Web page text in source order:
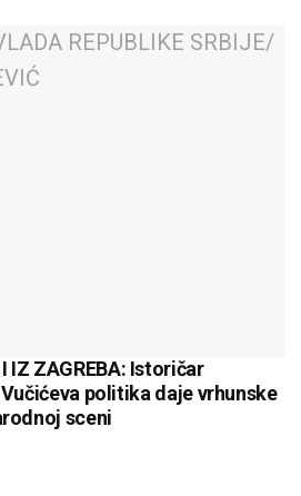
IZ ZAGREBA: Istoričar
politika daje vrhunske
sceni